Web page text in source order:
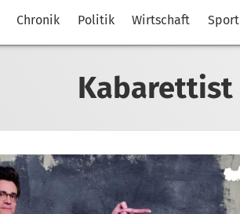
Chronik Politik Wirtschaft Sport
Kabarettist